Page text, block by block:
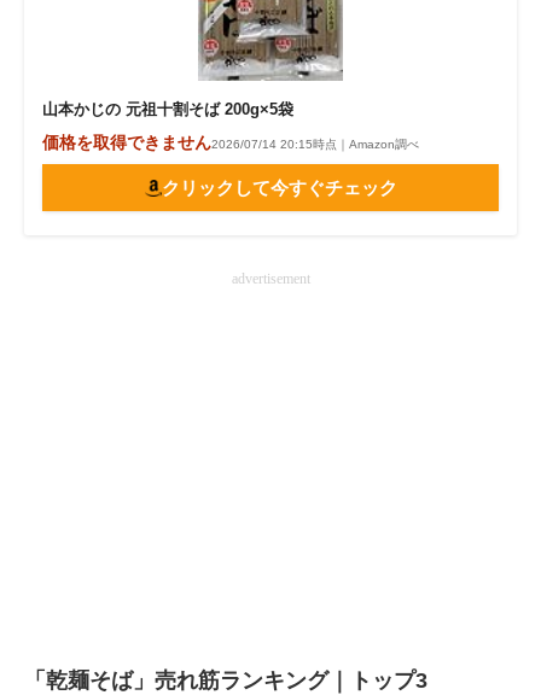
山本かじの 元祖十割そば 200g×5袋
価格を取得できません2026/07/14 20:15時点｜Amazon調べ
クリックして今すぐチェック
advertisement
「乾麺そば」売れ筋ランキング｜トップ3